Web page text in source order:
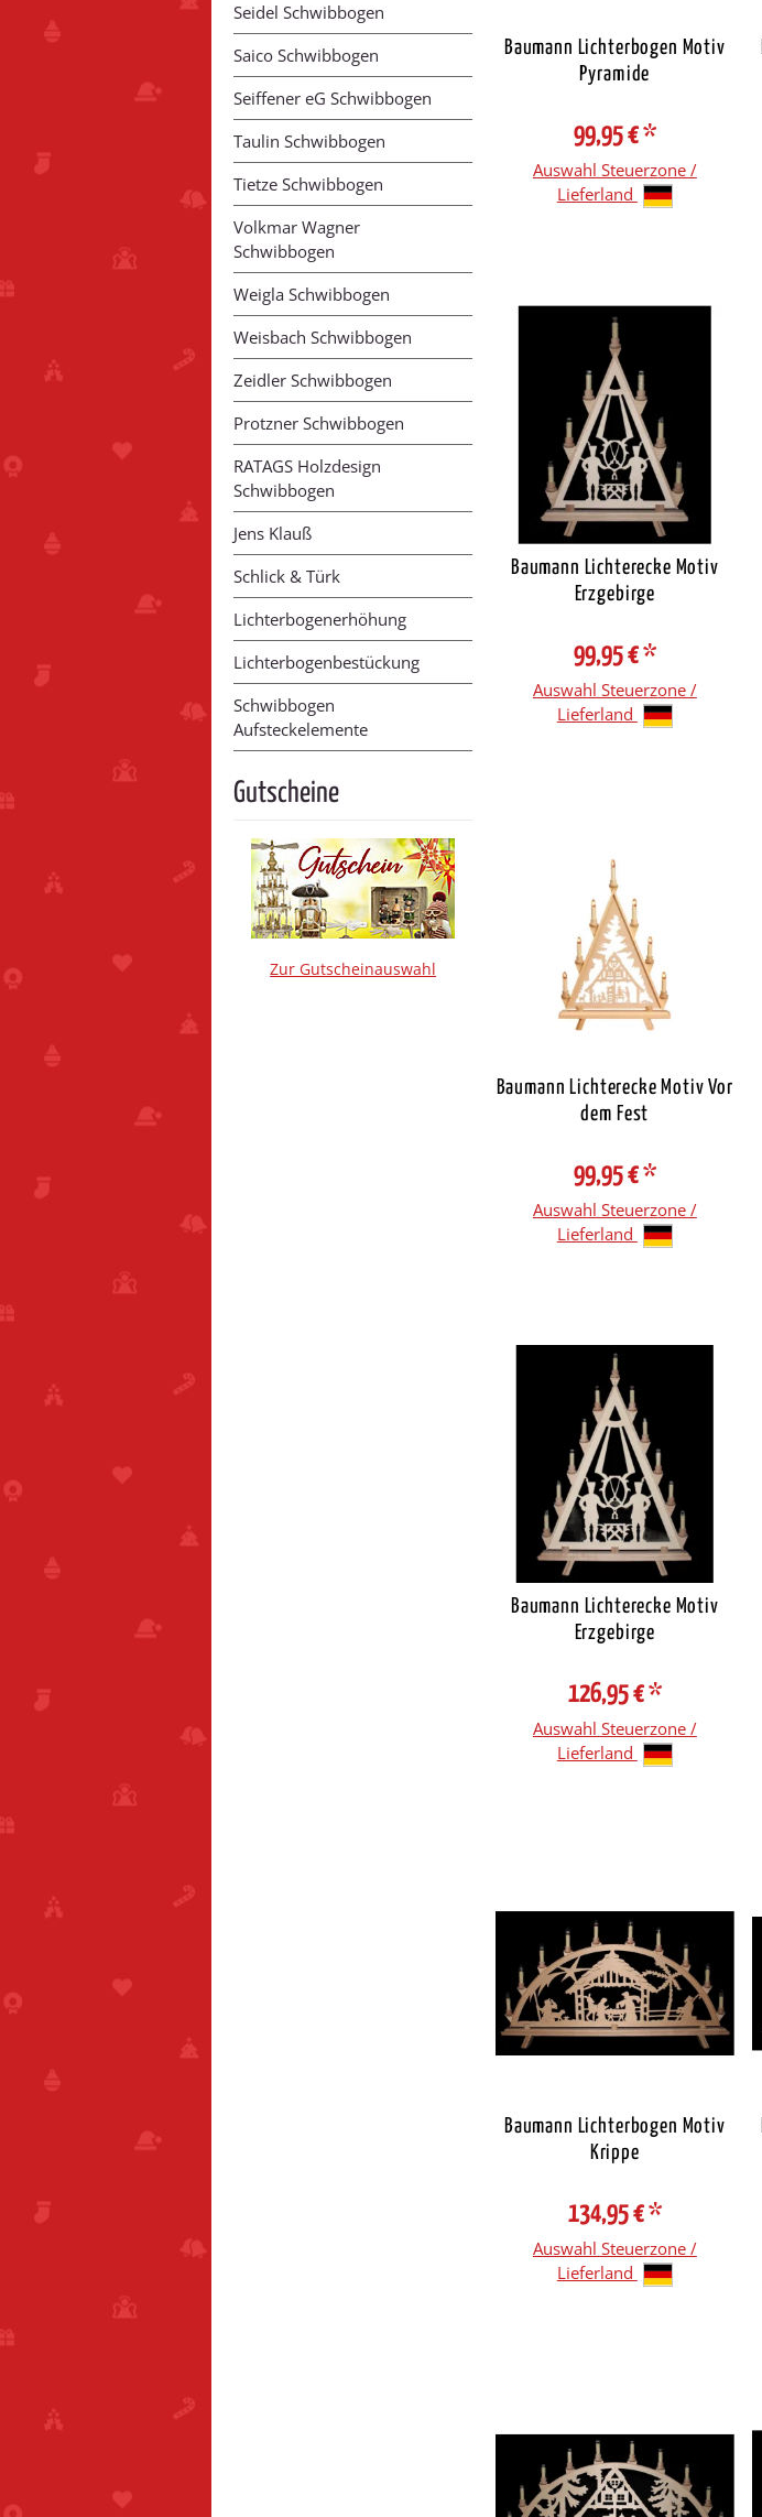
Baumann Lichterbogen Motiv
Pyramide
99,95 €*
Auswahl Steuerzone /
Lieferland
Baumann Lichterecke Motiv
Erzgebirge
99,95 €*
Auswahl Steuerzone /
Lieferland
Baumann Lichterecke Motiv Vor
dem Fest
99,95 €*
Auswahl Steuerzone /
Lieferland
Baumann Lichterecke Motiv
Erzgebirge
126,95 €*
Auswahl Steuerzone /
Lieferland
Baumann Lichterbogen Motiv
Krippe
134,95 €*
Auswahl Steuerzone /
Lieferland
Seidel Schwibbogen
Saico Schwibbogen
Seiffener eG Schwibbogen
Taulin Schwibbogen
Tietze Schwibbogen
Volkmar Wagner
Schwibbogen
Weigla Schwibbogen
Weisbach Schwibbogen
Zeidler Schwibbogen
Protzner Schwibbogen
RATAGS Holzdesign
Schwibbogen
Jens Klauß
Schlick & Türk
Lichterbogenerhöhung
Lichterbogenbestückung
Schwibbogen
Aufsteckelemente
Gutscheine
Zur Gutscheinauswahl